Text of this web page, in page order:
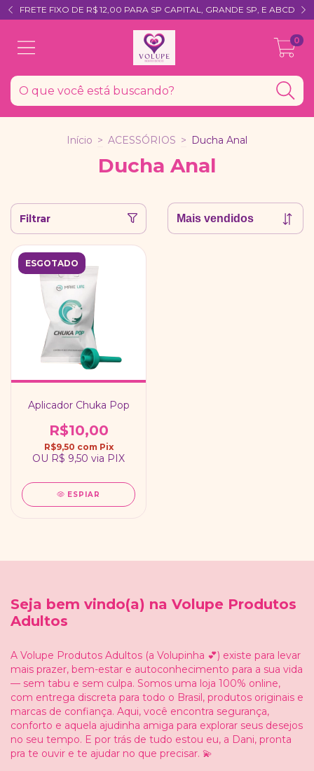
FRETE FIXO DE R$ 12,00 PARA SP CAPITAL, GRANDE SP, E ABCD
0
Início > ACESSÓRIOS > Ducha Anal
Ducha Anal
Filtrar
ESGOTADO
Aplicador Chuka Pop
R$10,00
R$9,50 com Pix
OU R$ 9,50 via PIX
ESPIAR
Seja bem vindo(a) na Volupe Produtos
Adultos
A Volupe Produtos Adultos (a Volupinha 💕) existe para levar
mais prazer, bem-estar e autoconhecimento para a sua vida
— sem tabu e sem culpa. Somos uma loja 100% online,
com entrega discreta para todo o Brasil, produtos originais e
marcas de confiança. Aqui, você encontra segurança,
conforto e aquela ajudinha amiga para explorar seus desejos
no seu tempo. E por trás de tudo estou eu, a Dani, pronta
pra te ouvir e te ajudar no que precisar. 💫